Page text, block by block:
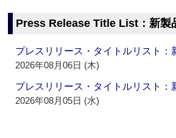
Press Release Title List：新製
プレスリリース・タイトルリスト
2026年08月06日 (木)
プレスリリース・タイトルリスト
2026年08月05日 (水)